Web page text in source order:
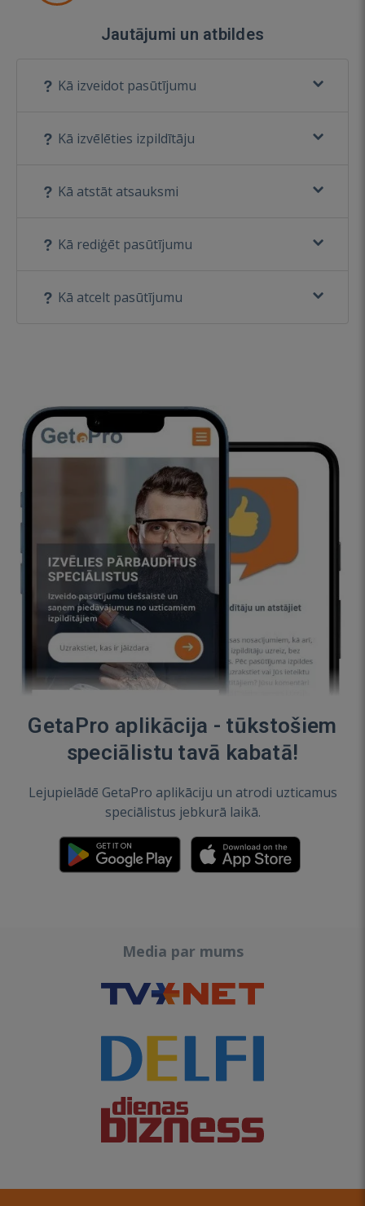
Jautājumi un atbildes
Kā izveidot pasūtījumu
Kā izvēlēties izpildītāju
Kā atstāt atsauksmi
Kā rediģēt pasūtījumu
Kā atcelt pasūtījumu
GetaPro aplikācija - tūkstošiem
speciālistu tavā kabatā!
Lejupielādē GetaPro aplikāciju un atrodi uzticamus
speciālistus jebkurā laikā.
Media par mums